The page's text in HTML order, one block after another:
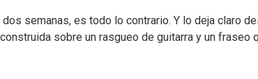
semanas, es todo lo contrario. Y lo deja claro
sobre un rasgueo de guitarra y un fraseo